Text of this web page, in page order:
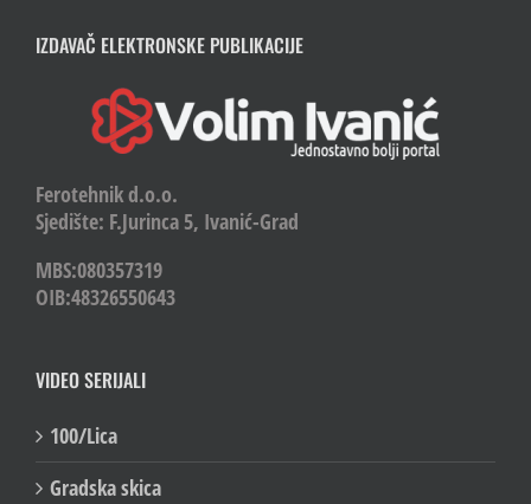
IZDAVAČ ELEKTRONSKE PUBLIKACIJE
Ferotehnik d.o.o.
Sjedište: F.Jurinca 5, Ivanić-Grad
MBS:080357319
OIB:48326550643
VIDEO SERIJALI
100/Lica
Gradska skica